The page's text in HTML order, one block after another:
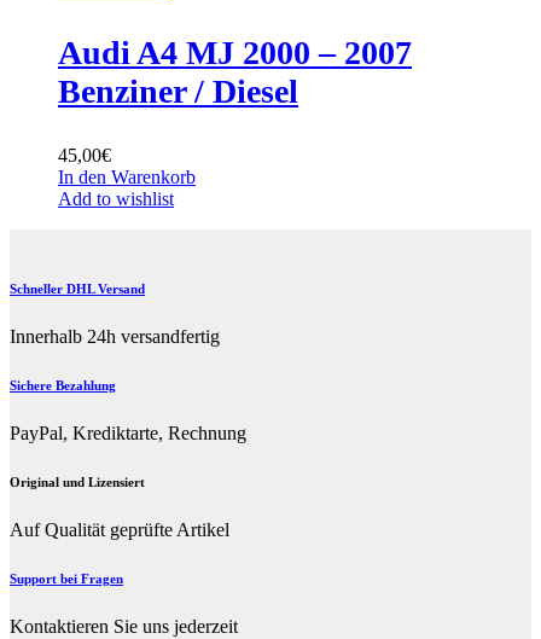
Audi A4 MJ 2000 – 2007
Benziner / Diesel
45,00€
In den Warenkorb
Add to wishlist
Schneller DHL Versand
Innerhalb 24h versandfertig
Sichere Bezahlung
PayPal, Krediktarte, Rechnung
Original und Lizensiert
Auf Qualität geprüfte Artikel
Support bei Fragen
Kontaktieren Sie uns jederzeit